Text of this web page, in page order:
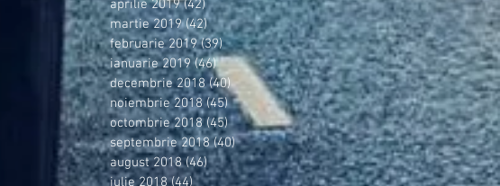
aprilie 2019 (42)42 postări
martie 2019 (42)42 postări
februarie 2019 (39)39 postări
ianuarie 2019 (46)46 postări
decembrie 2018 (40)40 postări
noiembrie 2018 (45)45 postări
octombrie 2018 (45)45 postări
septembrie 2018 (40)40 postări
august 2018 (46)46 postări
iulie 2018 (44)44 postări